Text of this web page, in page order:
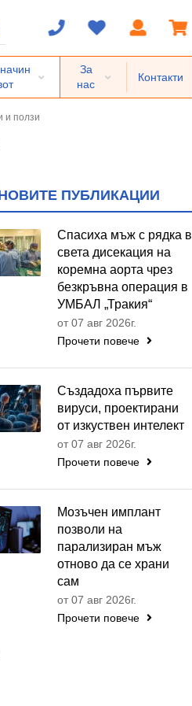
За
нас
Контакти
и ползи
ПУБЛИКАЦИИ
Спасиха мъж с рядка в
света дисекация на
коремна аорта чрез
безкръвна операция в
УМБАЛ „Тракия“
от 07 авг 2026г.
Прочети повече
Създадоха първите
вируси, проектирани
от изкуствен интелект
от 07 авг 2026г.
Прочети повече
Мозъчен имплант
позволи на
парализиран мъж
отново да се храни
сам
от 07 авг 2026г.
Прочети повече